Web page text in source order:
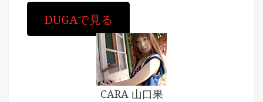
DUGAで見る
CARA 山口果